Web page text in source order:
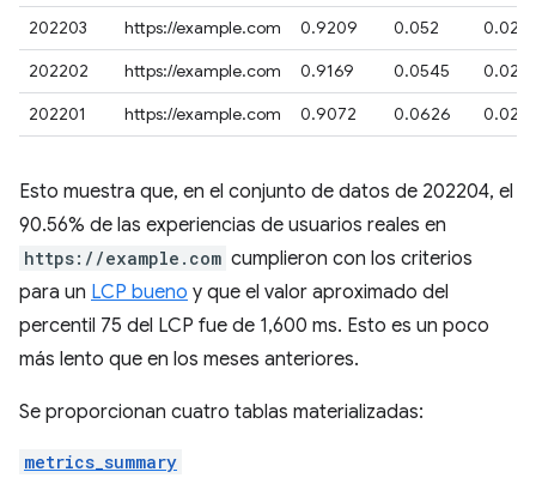
202203
https://example.com 0.9209 0.052
202202
https://example.com 0.9169 0.0545
202201
https://example.com 0.9072 0.0626
Esto muestra que, en el conjunto de datos de 202204, el
90.56% de las experiencias de usuarios reales en
https://example.com cumplieron con los criterios
para un LCP bueno y que el valor aproximado del
percentil 75 del LCP fue de 1,600 ms. Esto es un poco
más lento que en los meses anteriores.
Se proporcionan cuatro tablas materializadas:
metrics_summary